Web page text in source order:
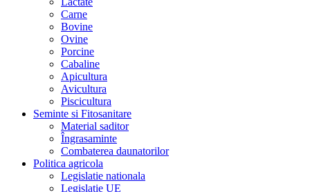
Carne
Bovine
Ovine
Porcine
Cabaline
Apicultura
Avicultura
Piscicultura
Seminte si Fitosanitare
Material saditor
Îngrasaminte
Combaterea daunatorilor
Politica agricola
Legislatie nationala
Legislatie UE